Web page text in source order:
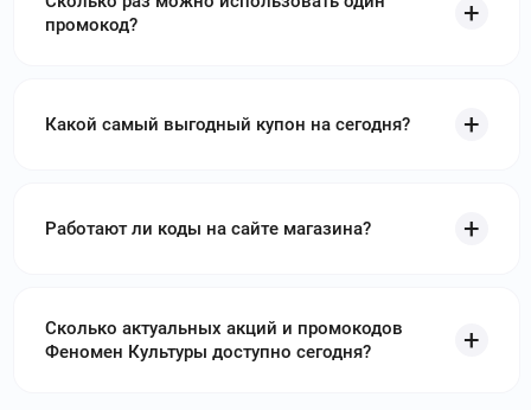
промокод?
Какой самый выгодный купон на сегодня?
Работают ли коды на сайте магазина?
Сколько актуальных акций и промокодов
Феномен Культуры доступно сегодня?